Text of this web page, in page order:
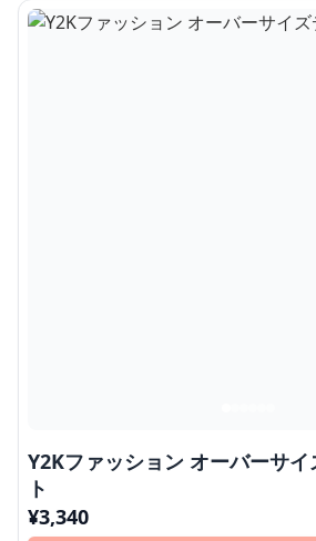
Y2Kファッション オーバーサ
ト
¥3,340